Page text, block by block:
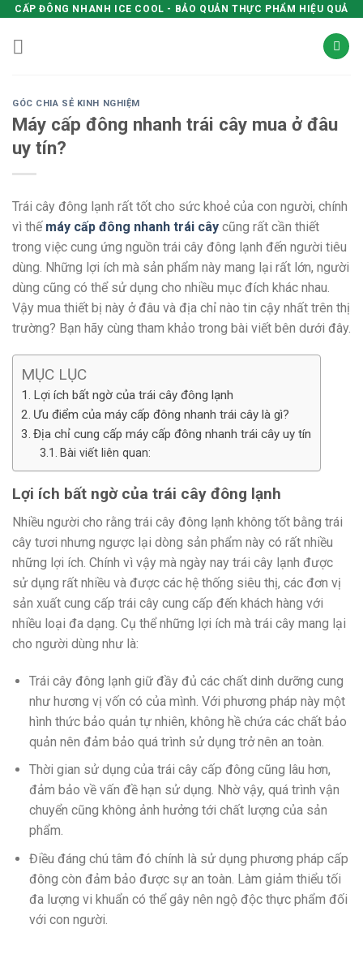
Skip
content
CẤP ĐÔNG NHANH ICE COOL - BẢO QUẢN THỰC PHẨM HIỆU QUẢ
GÓC CHIA SẺ KINH NGHIỆM
Máy cấp đông nhanh trái cây mua ở đâu
uy tín?
Trái cây đông lạnh rất tốt cho sức khoẻ của con người, chính
vì thế máy cấp đông nhanh trái cây cũng rất cần thiết
trong việc cung ứng nguồn trái cây đông lạnh đến người tiêu
dùng. Những lợi ích mà sản phẩm này mang lại rất lớn, người
dùng cũng có thể sử dụng cho nhiều mục đích khác nhau.
Vậy mua thiết bị này ở đâu và địa chỉ nào tin cậy nhất trên thị
trường? Bạn hãy cùng tham khảo trong bài viết bên dưới đây.
MỤC LỤC
Lợi ích bất ngờ của trái cây đông lạnh
Ưu điểm của máy cấp đông nhanh trái cây là gì?
Địa chỉ cung cấp máy cấp đông nhanh trái cây uy tín
Bài viết liên quan:
Lợi ích bất ngờ của trái cây đông lạnh
Nhiều người cho rằng trái cây đông lạnh không tốt bằng trái
cây tươi nhưng ngược lại dòng sản phẩm này có rất nhiều
những lợi ích. Chính vì vậy mà ngày nay trái cây lạnh được
sử dụng rất nhiều và được các hệ thống siêu thị, các đơn vị
sản xuất cung cấp trái cây cung cấp đến khách hàng với
nhiều loại đa dạng. Cụ thể những lợi ích mà trái cây mang lại
cho người dùng như là:
Trái cây đông lạnh giữ đầy đủ các chất dinh dưỡng cung
như hương vị vốn có của mình. Với phương pháp này một
hình thức bảo quản tự nhiên, không hề chứa các chất bảo
quản nên đảm bảo quá trình sử dụng trở nên an toàn.
Thời gian sử dụng của trái cây cấp đông cũng lâu hơn,
đảm bảo về vấn đề hạn sử dụng. Nhờ vậy, quá trình vận
chuyển cũng không ảnh hưởng tới chất lượng của sản
phẩm.
Điều đáng chú tâm đó chính là sử dụng phương pháp cấp
đông còn đảm bảo được sự an toàn. Làm giảm thiểu tối
đa lượng vi khuẩn có thể gây nên ngộ độc thực phẩm đối
với con người.